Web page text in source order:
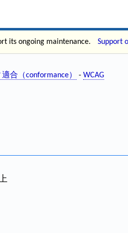
its ongoing maintenance. Support
合（conformance） - WCAG